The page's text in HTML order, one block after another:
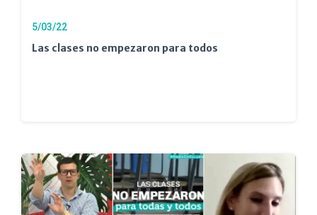
5/03/22
Las clases no empezaron para todos